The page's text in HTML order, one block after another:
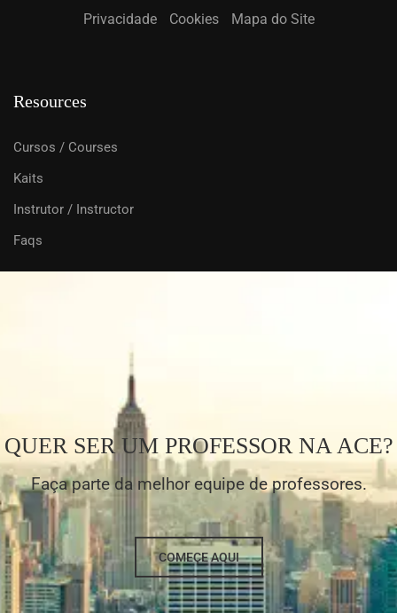
Privacidade Cookies Mapa do Site
Resources
Cursos / Courses
Kaits
Instrutor / Instructor
Faqs
QUER SER UM PROFESSOR NA ACE?
Faça parte da melhor equipe de professores.
COMEÇE AQUI